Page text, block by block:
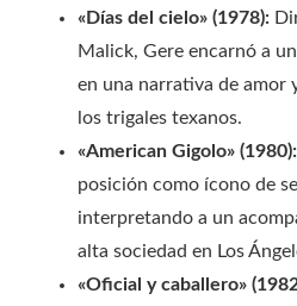
«Días del cielo» (1978):
Malick, Gere encarnó a
en una narrativa de amor
los trigales texanos.
«American Gigolo» (1980):
posición como ícono de
interpretando a un
alta sociedad en Los
«Oficial y caballero»